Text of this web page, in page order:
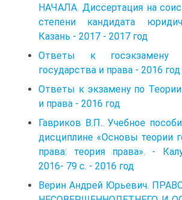
НАЧАЛА. Диссертация на
степени кандидата
Казань - 2017 - 2017 год
Ответы к госэкзамену
государства и права - 2016 год
Ответы к экзамену по Теории
и права - 2016 год
Гавриков В.П.. Учебное
дисциплине «Основы теории
права: теория права». -
2016- 79 с. - 2016 год
Верин Андрей Юрьевич.